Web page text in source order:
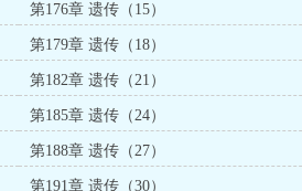
第176章 遗传（15）
第179章 遗传（18）
第182章 遗传（21）
第185章 遗传（24）
第188章 遗传（27）
第191章 遗传（30）